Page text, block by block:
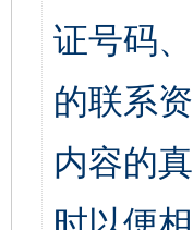
证号码
的联系
内容的